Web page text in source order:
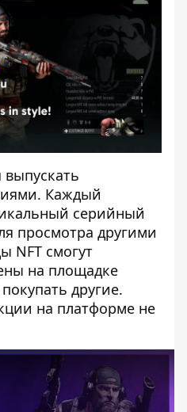
Каждый
серийный
просмотра другими
NFT смогут
на площадке
другие.
на платформе не